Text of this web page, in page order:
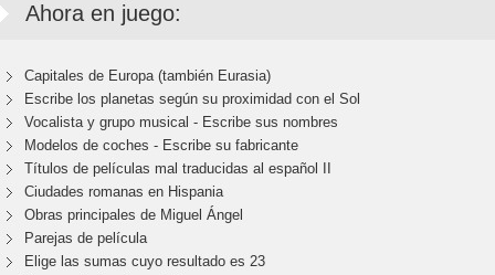
Ahora en juego:
Capitales de Europa (también Eurasia)
Escribe los planetas según su proximidad con el Sol
Vocalista y grupo musical - Escribe sus nombres
Modelos de coches - Escribe su fabricante
Títulos de películas mal traducidas al español II
Ciudades romanas en Hispania
Obras principales de Miguel Ángel
Parejas de película
Elige las sumas cuyo resultado es 23